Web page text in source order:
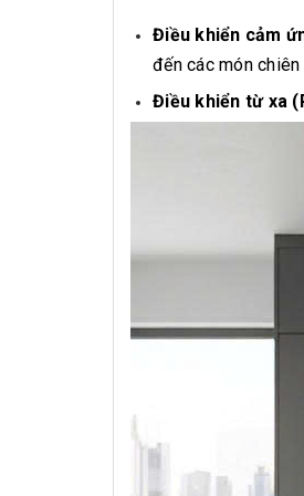
Điều khiển cảm
đến các món chiên
Điều khiển từ xa